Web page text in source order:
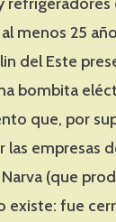
menos 25
del Este
bombita
que, por
las empresas
(que
existe: fue